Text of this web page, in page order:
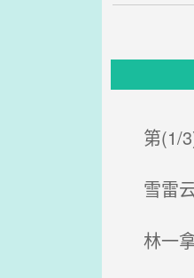
第(1/
雪雷云
林一拿